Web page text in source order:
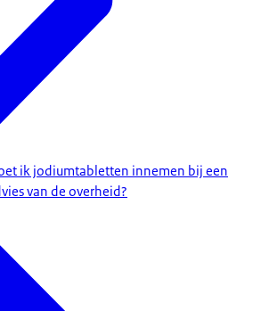
ik jodiumtabletten innemen bij een
van de overheid?